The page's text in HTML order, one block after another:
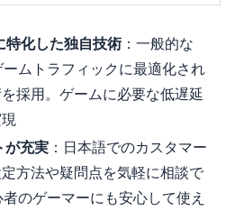
特化した独自技術 ：一般的な
ムトラフィックに最適化され
採用。ゲームに必要な低遅延
が充実 ：日本語でのカスタマー
方法や疑問点を気軽に相談で
のゲーマーにも安心して使え